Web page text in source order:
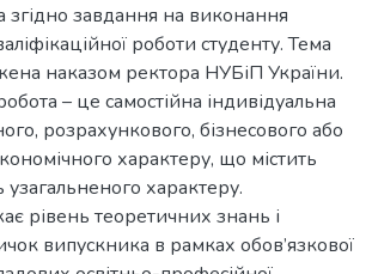
згідно завдання на виконання
роботи студенту. Тема
наказом ректора НУБіП України.
– це самостійна індивідуальна
розрахункового, бізнесового або
характеру, що містить
характеру.
рівень теоретичних знань і
випускника в рамках обов’язкової